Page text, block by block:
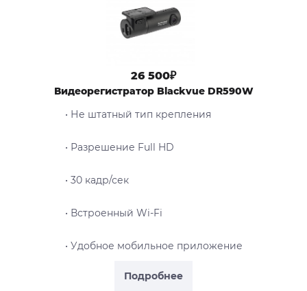
Подробнее
26 500₽
Видеорегистратор Blackvue DR590W
• Не штатный тип крепления
• Разрешение Full HD
• 30 кадр/сек
• Встроенный Wi-Fi
• Удобное мобильное приложение